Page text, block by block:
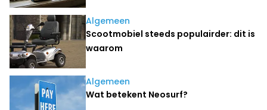
Algemeen
Scootmobiel steeds populairder: dit is
waarom
Algemeen
Wat betekent Neosurf?